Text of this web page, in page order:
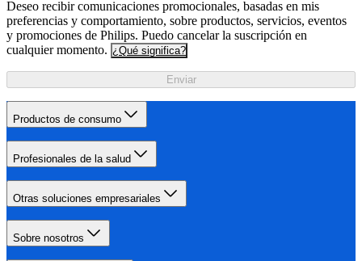
Deseo recibir comunicaciones promocionales, basadas en mis
preferencias y comportamiento, sobre productos, servicios, eventos
y promociones de Philips. Puedo cancelar la suscripción en
cualquier momento. ¿Qué significa?
Enviar
Productos de consumo
Profesionales de la salud
Otras soluciones empresariales
Sobre nosotros